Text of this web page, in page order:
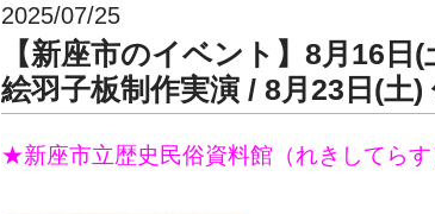
2025/07/25
【新座市のイベント】8月16
絵羽子板制作実演 / 8月23日(土)
★新座市立歴史民俗資料館（れきしてら